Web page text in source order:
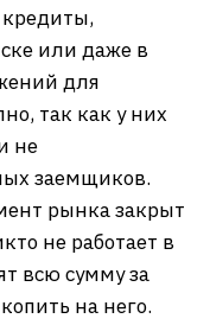
или даже в
для
так как у них
не
заемщиков.
рынка закрыт
не работает в
всю сумму за
на него.